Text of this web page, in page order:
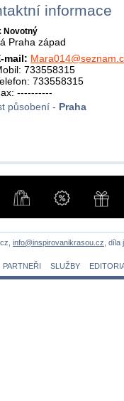
informace
Novotný
Praha západ
mail:
733558315
733558315
----------
působení - Praha
info@inspirovanikrasou.cz ,
PARTNEŘI
SLUŽBY